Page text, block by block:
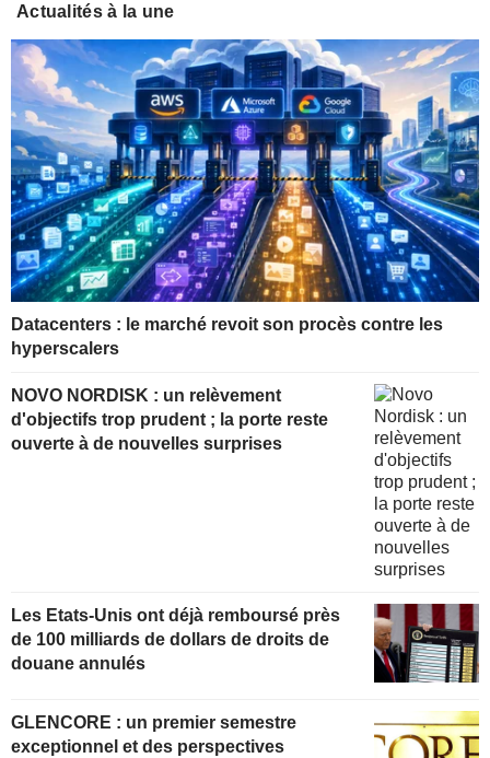
Actualités à la une
Datacenters : le marché revoit son procès contre les
hyperscalers
NOVO NORDISK : un relèvement
d'objectifs trop prudent ; la porte reste
ouverte à de nouvelles surprises
Les Etats-Unis ont déjà remboursé près
de 100 milliards de dollars de droits de
douane annulés
GLENCORE : un premier semestre
exceptionnel et des perspectives